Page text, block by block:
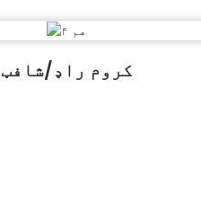
کروم راډ/شافټ